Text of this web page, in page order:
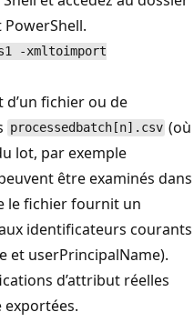
-xmltoimport
fichier ou de
processedbatch[n].csv (où
lot, par exemple
être examinés dans
le fichier fournit un
identificateurs courants
et userPrincipalName).
d’attribut réelles
exportées.